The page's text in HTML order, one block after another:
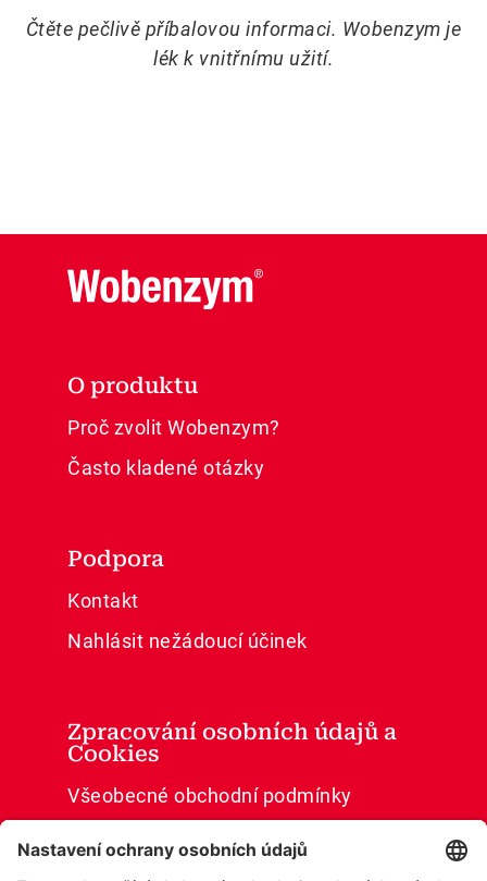
Čtěte pečlivě příbalovou informaci. Wobenzym je
lék k vnitřnímu užití.
O produktu
Proč zvolit Wobenzym?
Často kladené otázky
Podpora
Kontakt
Nahlásit nežádoucí účinek
Zpracování osobních údajů a
Cookies
Všeobecné obchodní podmínky
Cookies